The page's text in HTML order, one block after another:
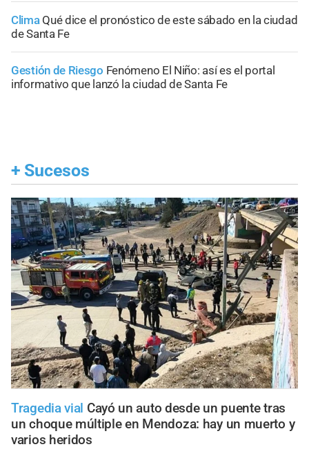
Clima Qué dice el pronóstico de este sábado en la ciudad
de Santa Fe
Gestión de Riesgo Fenómeno El Niño: así es el portal
informativo que lanzó la ciudad de Santa Fe
+ Sucesos
Tragedia vial Cayó un auto desde un puente tras
un choque múltiple en Mendoza: hay un muerto y
varios heridos